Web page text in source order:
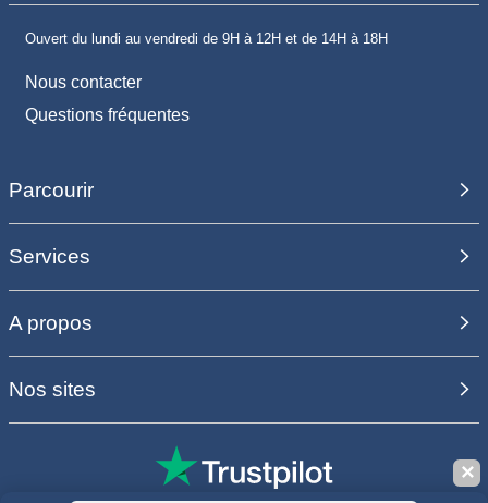
Ouvert du lundi au vendredi de 9H à 12H et de 14H à 18H
Nous contacter
Questions fréquentes
Parcourir
Services
A propos
Nos sites
✕